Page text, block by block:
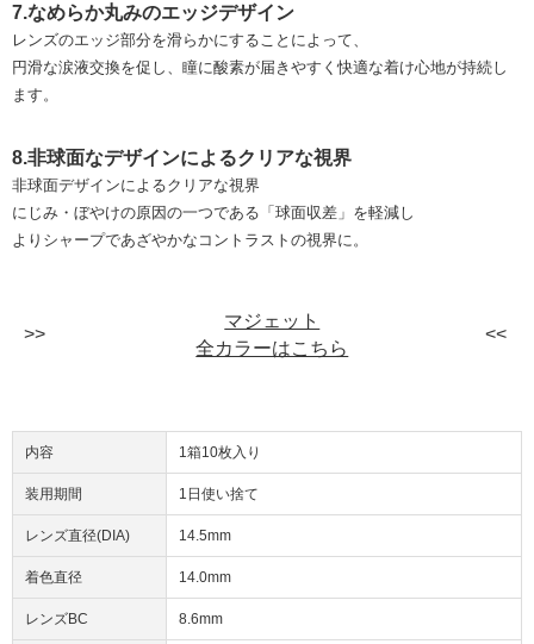
7.なめらか丸みのエッジデザイン
レンズのエッジ部分を滑らかにすることによって、
円滑な涙液交換を促し、瞳に酸素が届きやすく快適な着け心地が持続し
ます。
8.非球面なデザインによるクリアな視界
非球面デザインによるクリアな視界
にじみ・ぼやけの原因の一つである「球面収差」を軽減し
よりシャープであざやかなコントラストの視界に。
マジェット
全カラーはこちら
内容 1箱10枚入り
装用期間 1日使い捨て
レンズ直径(DIA) 14.5mm
着色直径 14.0mm
レンズBC 8.6mm